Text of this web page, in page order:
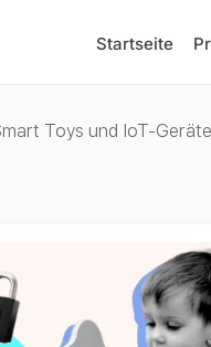
Startseite
Toys und IoT-